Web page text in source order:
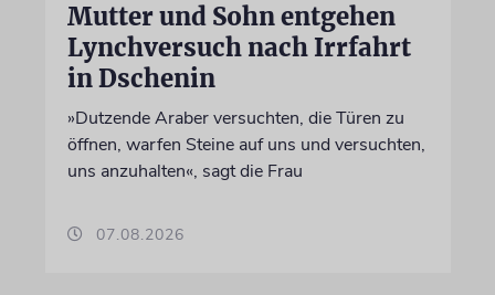
Mutter und Sohn entgehen
Lynchversuch nach Irrfahrt
in Dschenin
»Dutzende Araber versuchten, die Türen zu
öffnen, warfen Steine auf uns und versuchten,
uns anzuhalten«, sagt die Frau
07.08.2026